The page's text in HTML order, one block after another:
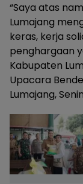
“Saya atas
Lumajang
keras, kerja
penghargaan
Kabupaten
Upacara
Lumajang,